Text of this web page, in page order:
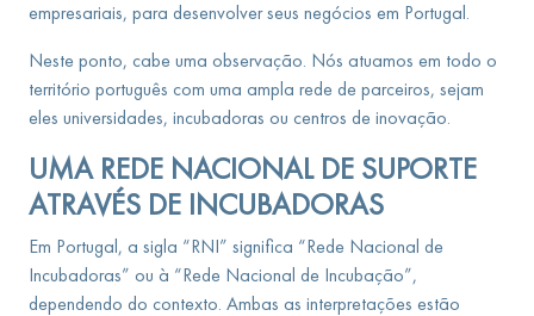
empresariais, para desenvolver seus negócios em Portugal.
Neste ponto, cabe uma observação. Nós atuamos em todo o
território português com uma ampla rede de parceiros, sejam
eles universidades, incubadoras ou centros de inovação.
UMA REDE NACIONAL DE SUPORTE
ATRAVÉS DE INCUBADORAS
Em Portugal, a sigla “RNI” significa “Rede Nacional de
Incubadoras” ou à “Rede Nacional de Incubação”,
dependendo do contexto. Ambas as interpretações estão